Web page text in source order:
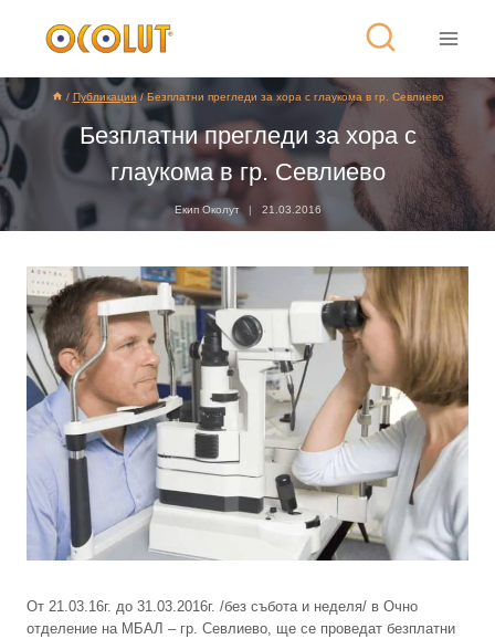
/ Публикации / Безплатни прегледи за хора с глаукома в гр. Севлиево
Безплатни прегледи за хора с
глаукома в гр. Севлиево
Екип Околут 21.03.2016
От 21.03.16г. до 31.03.2016г. /без събота и неделя/ в Очно
отделение на МБАЛ – гр. Севлиево, ще се проведат безплатни